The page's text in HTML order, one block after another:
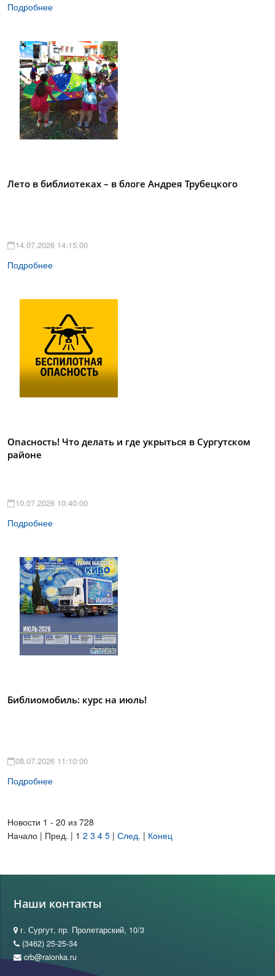
Подробнее
Лето в библиотеках – в блоге Андрея Трубецкого
14.07.2026 14:15:00
Подробнее
Опасность! Что делать и где укрыться в Сургутском
районе
10.07.2026 10:40:00
Подробнее
Библиомобиль: курс на июль!
08.07.2026 11:10:00
Подробнее
Новости 1 - 20 из 728
Начало | Пред. | 1 2 3 4 5 | След. | Конец
Наши контакты
г. Сургут, пр. Пролетарский, 10/3
(3462) 25-25-34
crb@raionka.ru